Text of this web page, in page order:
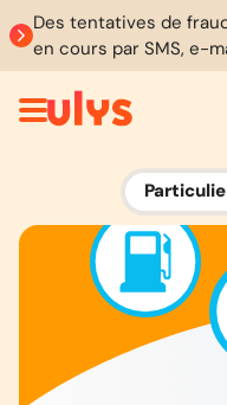
Des tentatives de
en cours par SMS, e-